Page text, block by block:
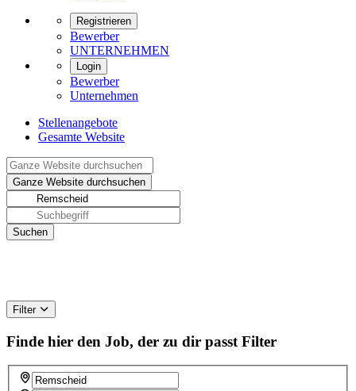
Registrieren
Bewerber
UNTERNEHMEN
Login
Bewerber
Unternehmen
Stellenangebote
Gesamte Website
Filter
Finde hier den Job, der zu dir passt Filter